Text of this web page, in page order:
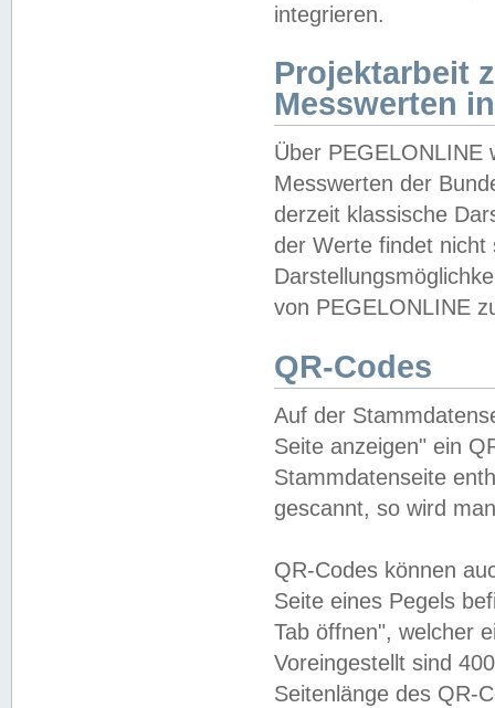
integrieren.
Projektarbeit
Messwerten
Über PEGELONLINE
Messwerten der
derzeit klassische
der Werte findet
von PEGELONLINE
QR-Codes
Auf der
Seite anzeigen" ein
Stammdatenseite
gescannt, so wird
QR-Codes können
Seite eines Pegels
Tab öffnen", welcher
Voreingestellt sind
Seitenlänge des QR-